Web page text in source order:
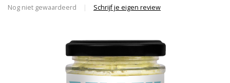
Nog niet gewaardeerd | Schrijf je eigen review